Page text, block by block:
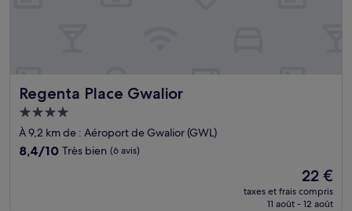
Regenta Place Gwalior
Regenta Place Gwalior
Hébergement
4.0 étoiles
À 9,2 km de : Aéroport de Gwalior (GWL)
8.4
8,4/10 Très bien (6 avis)
Le
nouveau
prix
22 €
taxes et frais compris
11 août - 12 août